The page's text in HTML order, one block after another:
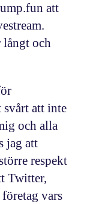
att
långt och
att inte
och alla
jag att
respekt
Twitter,
vars